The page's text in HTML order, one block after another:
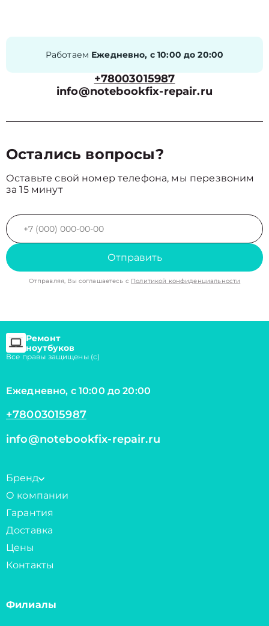
Работаем Ежедневно, с 10:00 до 20:00
+78003015987
info@notebookfix-repair.ru
Остались вопросы?
Оставьте свой номер телефона, мы перезвоним
за 15 минут
Отправить
Отправляя, Вы соглашаетесь с Политикой конфиденциальности
Ремонт
ноутбуков
Все правы защищены (с)
Ежедневно, с 10:00 до 20:00
+78003015987
info@notebookfix-repair.ru
Бренд
О компании
Гарантия
Доставка
Цены
Контакты
Филиалы